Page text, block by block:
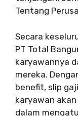
Tentang
Secara
PT Total
karyawannya
mereka.
benefit, slip
karyawan
dalam